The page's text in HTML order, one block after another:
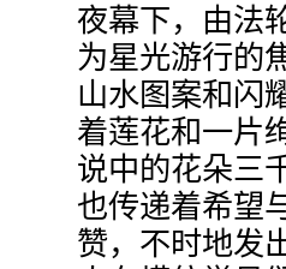
夜幕下，由法
为星光游行的
山水图案和闪
着莲花和一片
说中的花朵三
也传递着希望
赞，不时地发